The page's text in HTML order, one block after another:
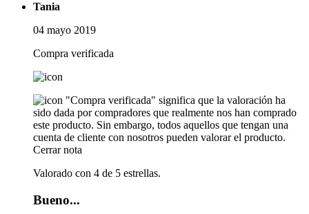
Tania
04 mayo 2019
Compra verificada
"Compra verificada" significa que la valoración ha
sido dada por compradores que realmente nos han comprado
este producto. Sin embargo, todos aquellos que tengan una
cuenta de cliente con nosotros pueden valorar el producto.
Cerrar nota
Valorado con 4 de 5 estrellas.
Bueno...